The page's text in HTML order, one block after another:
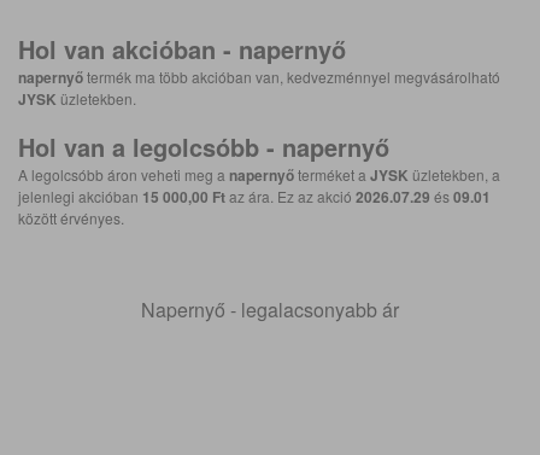
Hol van akcióban - napernyő
napernyőtermék ma több akcióban van, kedvezménnyel megvásárolható
JYSK üzletekben.
Hol van a legolcsóbb - napernyő
A legolcsóbb áron veheti meg a napernyőterméket a JYSK üzletekben, a
jelenlegi akcióban 15 000,00 Ftaz ára. Ez az akció 2026.07.29 és09.01
között érvényes.
Napernyő - legalacsonyabb ár